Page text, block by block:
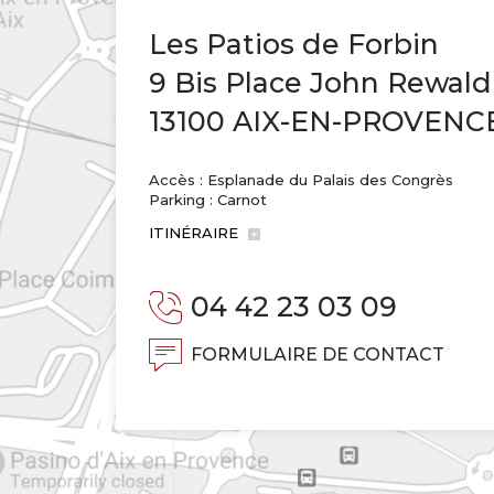
Les Patios de Forbin
9 Bis Place John Rewald
13100 AIX-EN-
Accès : Esplanade du Palais des Congrès
Parking : Carnot
ITINÉRAIRE
04 42 23 03 09
FORMULAIRE DE CONTACT